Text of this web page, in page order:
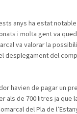
anys ha estat
i molta gent va
va valorar la
desplegament del
havien de pagar un
als de 700 litres ja que
del Pla de